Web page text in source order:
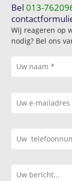
Bel013-
Wij reageren op
nodig? Bel ons